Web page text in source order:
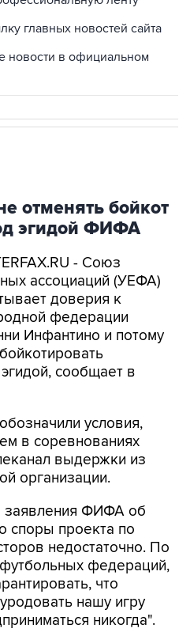
главных новостей сайта
новости в официальном
отменять бойкот
эгидой ФИФА
- Союз
ассоциаций (УЕФА)
доверия к
федерации
Инфантино и потому
сообщает в
условия,
в соревнованиях
выдержки из
организации.
заявления ФИФА об
споры проекта по
недостаточно. По
федераций,
что
нашу игру
никогда".